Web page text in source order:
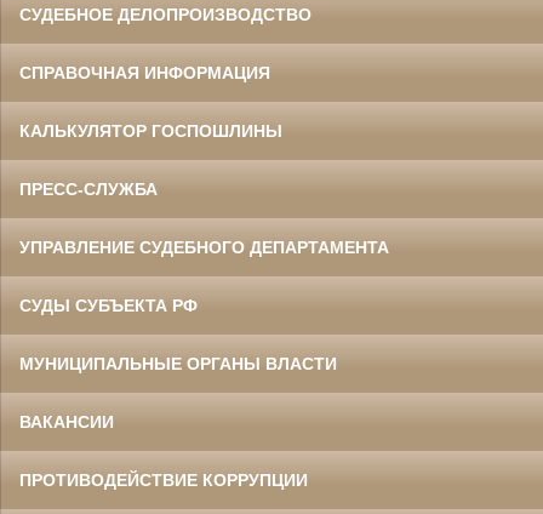
СУДЕБНОЕ ДЕЛОПРОИЗВОДСТВО
СПРАВОЧНАЯ ИНФОРМАЦИЯ
КАЛЬКУЛЯТОР ГОСПОШЛИНЫ
ПРЕСС-СЛУЖБА
УПРАВЛЕНИЕ СУДЕБНОГО ДЕПАРТАМЕНТА
СУДЫ СУБЪЕКТА РФ
МУНИЦИПАЛЬНЫЕ ОРГАНЫ ВЛАСТИ
ВАКАНСИИ
ПРОТИВОДЕЙСТВИЕ КОРРУПЦИИ